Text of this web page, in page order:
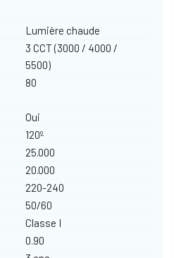
Lumière chaude
3 CCT (3000 / 4000 /
5500)
80
Oui
120º
25.000
20.000
220-240
50/60
Classe I
0.90